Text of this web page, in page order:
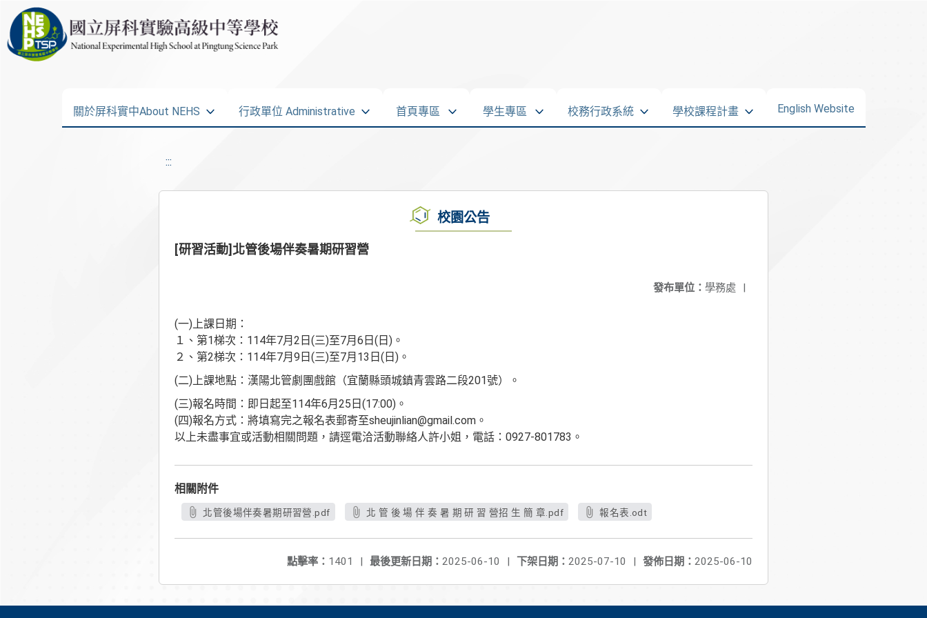
關於屏科實中About NEHS 行政單位 Administrative 首頁專區 學生專區 校務行政系統 學校課程計畫 English Website
:::
校園公告
[研習活動]北管後場伴奏暑期研習營
發布單位： 學務處 |
(一)上課日期：
１、第1梯次：114年7月2日(三)至7月6日(日)。
２、第2梯次：114年7月9日(三)至7月13日(日)。
(二)上課地點：漢陽北管劇團戲館（宜蘭縣頭城鎮青雲路二段201號）。
(三)報名時間：即日起至114年6月25日(17:00)。
(四)報名方式：將填寫完之報名表郵寄至sheujinlian@gmail.com。
以上未盡事宜或活動相關問題，請逕電洽活動聯絡人許小姐，電話：0927-801783。
相關附件
北管後場伴奏暑期研習營.pdf 北 管 後 場 伴 奏 暑 期 研 習 營招 生 簡 章.pdf 報名表.odt
發佈日期： 2025-06-10
下架日期： 2025-07-10 |
最後更新日期： 2025-06-10 |
點擊率： 1401 |